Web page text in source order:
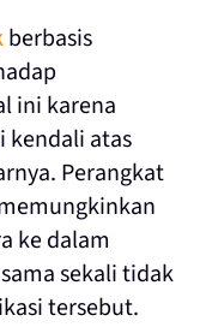
berbasis
ini karena
kendali atas
Perangkat
ke dalam
sekali tidak
tersebut.